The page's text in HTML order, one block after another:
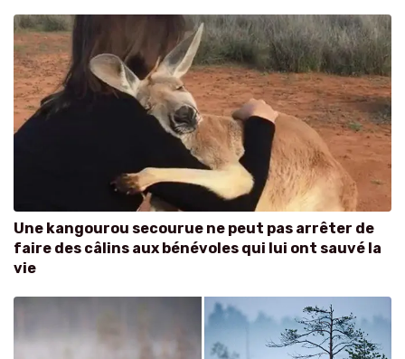
Une kangourou secourue ne peut pas arrêter de
faire des câlins aux bénévoles qui lui ont sauvé la
vie